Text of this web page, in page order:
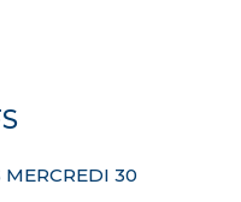
MERCREDI 30